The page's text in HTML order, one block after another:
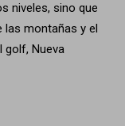
niveles, sino que
las montañas y el
golf, Nueva